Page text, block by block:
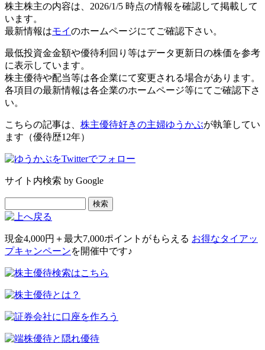
株主株主の内容は、2026/1/5 時点の情報を確認して掲載して
います。
最新情報はモイのホームページにてご確認下さい。
最低投資金金額や優待利回り等はデータ更新日の株価を参考
に表示しています。
株主優待や配当等は各企業にて変更される場合があります。
各項目の最新情報は各企業のホームページ等にてご確認下さ
い。
こちらの記事は、 株主優待好きの主婦ゆうかぶが執筆してい
ます（優待歴12年）
サイト内検索 by Google
現金4,000円＋最大7,000ポイント がもらえる お得なタイアッ
プキャンペーンを開催中です♪